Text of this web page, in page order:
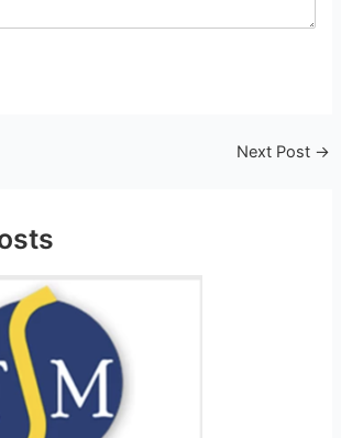
Next Post →